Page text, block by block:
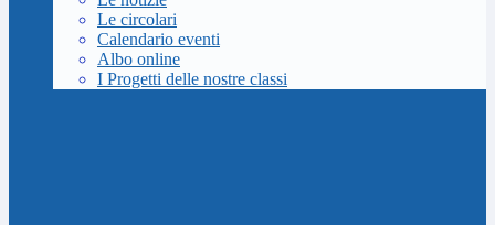
Le circolari
Calendario eventi
Albo online
I Progetti delle nostre classi